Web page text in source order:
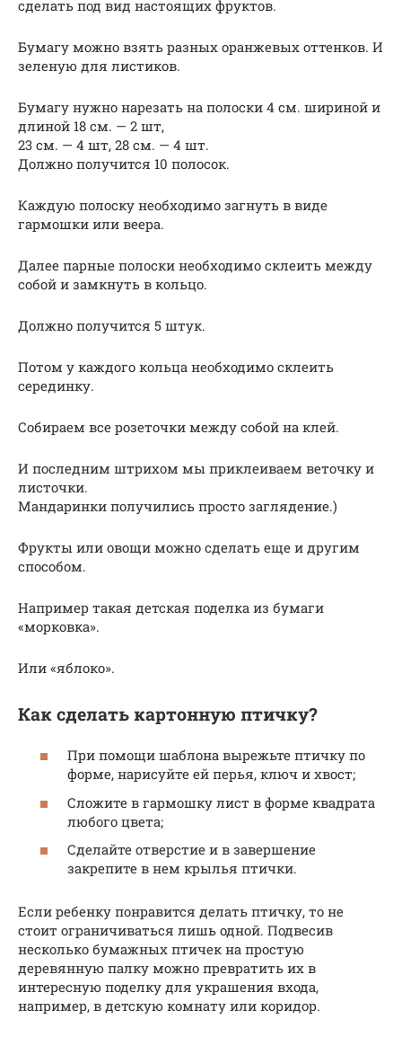
сделать под вид настоящих фруктов.
Бумагу можно взять разных оранжевых оттенков. И
зеленую для листиков.
Бумагу нужно нарезать на полоски 4 см. шириной и
длиной 18 см. — 2 шт,
23 см. — 4 шт, 28 см. — 4 шт.
Должно получится 10 полосок.
Каждую полоску необходимо загнуть в виде
гармошки или веера.
Далее парные полоски необходимо склеить между
собой и замкнуть в кольцо.
Должно получится 5 штук.
Потом у каждого кольца необходимо склеить
серединку.
Собираем все розеточки между собой на клей.
И последним штрихом мы приклеиваем веточку и
листочки.
Мандаринки получились просто заглядение.)
Фрукты или овощи можно сделать еще и другим
способом.
Например такая детская поделка из бумаги
«морковка».
Или «яблоко».
Как сделать картонную птичку?
При помощи шаблона вырежьте птичку по
форме, нарисуйте ей перья, ключ и хвост;
Сложите в гармошку лист в форме квадрата
любого цвета;
Сделайте отверстие и в завершение
закрепите в нем крылья птички.
Если ребенку понравится делать птичку, то не
стоит ограничиваться лишь одной. Подвесив
несколько бумажных птичек на простую
деревянную палку можно превратить их в
интересную поделку для украшения входа,
например, в детскую комнату или коридор.